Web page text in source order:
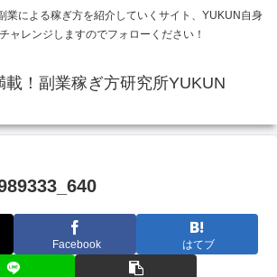
業による稼ぎ方を紹介していくサイト、YUKUN自身
ャレンジしますのでフォローください！
載！副業稼ぎ方研究所YUKUN
Facebook はてブ